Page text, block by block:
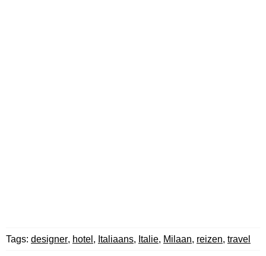
Tags: designer, hotel , Italiaans, Italie, Milaan, reizen, travel